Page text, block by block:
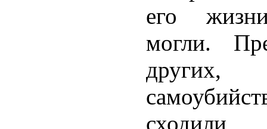
его
могли.